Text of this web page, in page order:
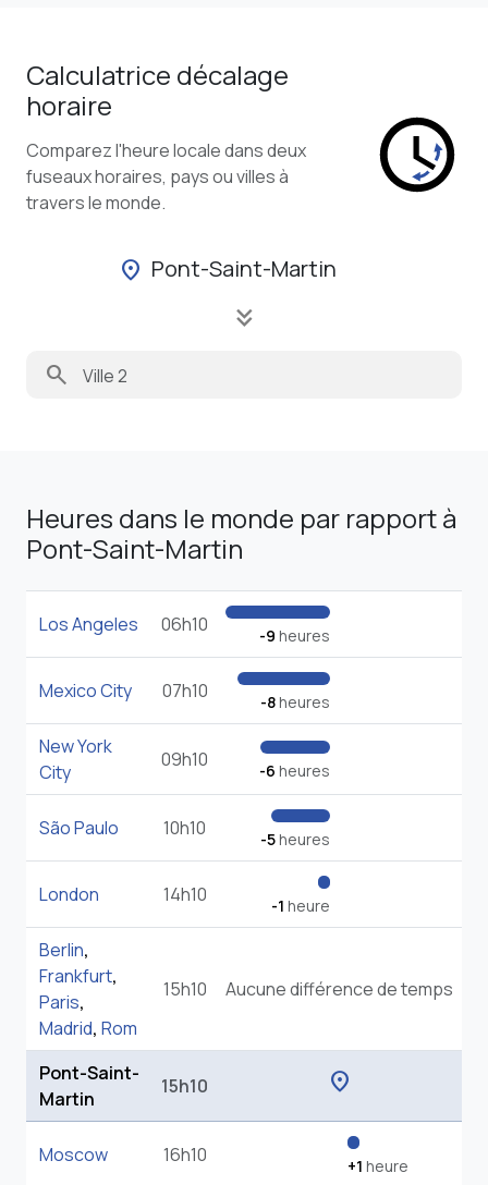
Calculatrice décalage
horaire
Comparez l'heure locale dans deux
fuseaux horaires, pays ou villes à
travers le monde.
location_on Pont-Saint-Martin
keyboard_double_arrow_down
search
Heures dans le monde par rapport à
Pont-Saint-Martin
Los Angeles 06h10 -9 heures
Mexico City 07h10 -8heures
New York
City
09h10 -6 heures
São Paulo 10h10 -5heures
London 14h10 -1 heure
Berlin,
Frankfurt,
Paris,
Madrid, Rom
15h10 Aucune différence de temps
Pont-Saint-
Martin
15h10 location_on
Moscow 16h10 +1 heure